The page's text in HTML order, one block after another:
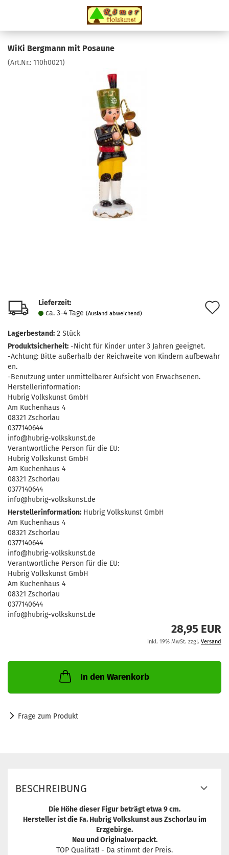
WiKi Bergmann mit Posaune
(Art.Nr.: 110h0021)
Lieferzeit:
ca. 3-4 Tage (Ausland abweichend)
Lagerbestand: 2 Stück
Produktsicherheit: -Nicht für Kinder unter 3 Jahren geeignet.
-Achtung: Bitte außerhalb der Reichweite von Kindern aufbewahr
en.
-Benutzung unter unmittelbarer Aufsicht von Erwachsenen.
Herstellerinformation:
Hubrig Volkskunst GmbH
Am Kuchenhaus 4
08321 Zschorlau
0377140644
info@hubrig-volkskunst.de
Verantwortliche Person für die EU:
Hubrig Volkskunst GmbH
Am Kuchenhaus 4
08321 Zschorlau
0377140644
info@hubrig-volkskunst.de
Herstellerinformation: Hubrig Volkskunst GmbH
Am Kuchenhaus 4
08321 Zschorlau
0377140644
info@hubrig-volkskunst.de
Verantwortliche Person für die EU:
Hubrig Volkskunst GmbH
Am Kuchenhaus 4
08321 Zschorlau
0377140644
info@hubrig-volkskunst.de
28,95 EUR
inkl. 19% MwSt. zzgl. Versand
In den Warenkorb
Frage zum Produkt
BESCHREIBUNG
Die Höhe dieser Figur beträgt etwa 9 cm.
Hersteller ist die Fa. Hubrig Volkskunst aus Zschorlau im
Erzgebirge.
Neu und Originalverpackt.
TOP Qualität! - Da stimmt der Preis.